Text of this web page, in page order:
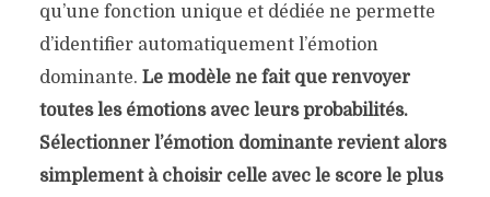
qu’une fonction unique et dédiée ne permette
d’identifier automatiquement l’émotion
dominante. Le modèle ne fait que renvoyer
toutes les émotions avec leurs probabilités.
Sélectionner l’émotion dominante revient alors
simplement à choisir celle avec le score le plus